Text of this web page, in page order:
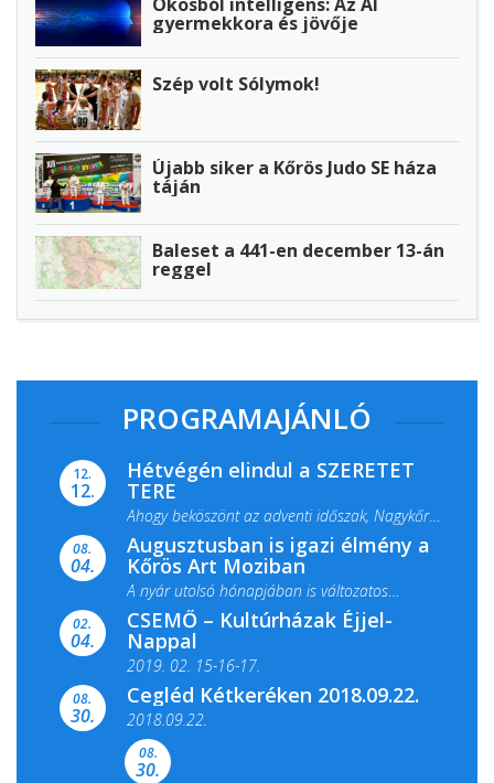
gyermekkora és jövője
Szép volt Sólymok!
Újabb siker a Kőrös Judo SE háza
táján
Baleset a 441-en december 13-án
reggel
PROGRAMAJÁNLÓ
12.
12.
Hétvégén elindul a SZERETET
TERE
Ahogy beköszönt az adventi időszak, Nagykőrös
ismét megtelik ünnepi fénnyel és közös...
08.
04.
Augusztusban is igazi élmény a
Kőrös Art Moziban
A nyár utolsó hónapjában is változatos
filmkínálattal, családi...
02.
04.
CSEMŐ – Kultúrházak Éjjel-
Nappal
2019. 02. 15-16-17.
Színes és tartalmas programokkal várja a
Csemői Községi Könyvtár és...
08.
30.
Cegléd Kétkeréken 2018.09.22.
2018.09.22.
08.
30.